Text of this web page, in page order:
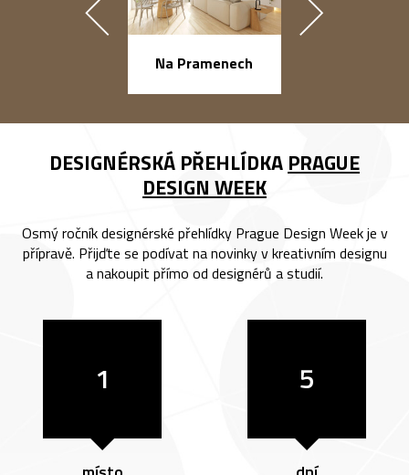
Na Pramenech
DESIGNÉRSKÁ PŘEHLÍDKA PRAGUE
DESIGN WEEK
Osmý ročník designérské přehlídky Prague Design Week je v
přípravě. Přijďte se podívat na novinky v kreativním designu
a nakoupit přímo od designérů a studií.
1 5